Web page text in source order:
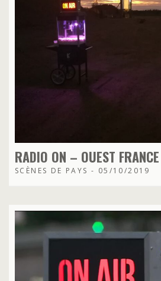
RADIO ON – OUEST
SCÈNES DE PAYS - 05/10/2019